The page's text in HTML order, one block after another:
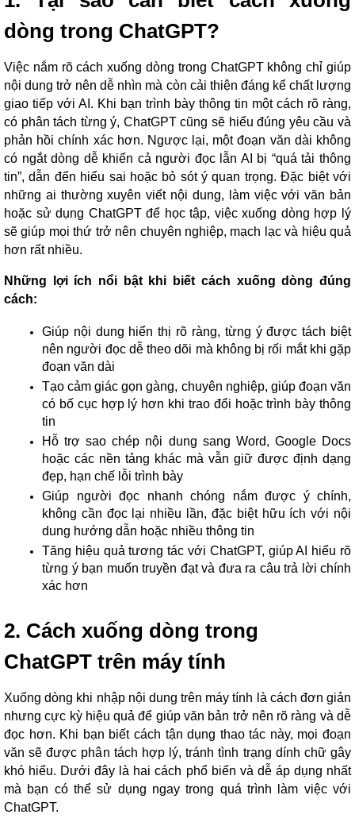
dòng trong ChatGPT?
Việc nắm rõ cách xuống dòng trong ChatGPT không chỉ giúp
nội dung trở nên dễ nhìn mà còn cải thiện đáng kể chất lượng
giao tiếp với AI. Khi bạn trình bày thông tin một cách rõ ràng,
có phân tách từng ý, ChatGPT cũng sẽ hiểu đúng yêu cầu và
phản hồi chính xác hơn. Ngược lại, một đoạn văn dài không
có ngắt dòng dễ khiến cả người đọc lẫn AI bị “quá tải thông
tin”, dẫn đến hiểu sai hoặc bỏ sót ý quan trọng. Đặc biệt với
những ai thường xuyên viết nội dung, làm việc với văn bản
hoặc sử dụng ChatGPT để học tập, việc xuống dòng hợp lý
sẽ giúp mọi thứ trở nên chuyên nghiệp, mạch lạc và hiệu quả
hơn rất nhiều.
Những lợi ích nổi bật khi biết cách xuống dòng đúng
cách:
Giúp nội dung hiển thị rõ ràng, từng ý được tách biệt
nên người đọc dễ theo dõi mà không bị rối mắt khi gặp
đoạn văn dài
Tạo cảm giác gọn gàng, chuyên nghiệp, giúp đoạn văn
có bố cục hợp lý hơn khi trao đổi hoặc trình bày thông
tin
Hỗ trợ sao chép nội dung sang Word, Google Docs
hoặc các nền tảng khác mà vẫn giữ được định dạng
đẹp, hạn chế lỗi trình bày
Giúp người đọc nhanh chóng nắm được ý chính,
không cần đọc lại nhiều lần, đặc biệt hữu ích với nội
dung hướng dẫn hoặc nhiều thông tin
Tăng hiệu quả tương tác với ChatGPT, giúp AI hiểu rõ
từng ý bạn muốn truyền đạt và đưa ra câu trả lời chính
xác hơn
2. Cách xuống dòng trong
ChatGPT trên máy tính
Xuống dòng khi nhập nội dung trên máy tính là cách đơn giản
nhưng cực kỳ hiệu quả để giúp văn bản trở nên rõ ràng và dễ
đọc hơn. Khi bạn biết cách tận dụng thao tác này, mọi đoạn
văn sẽ được phân tách hợp lý, tránh tình trạng dính chữ gây
khó hiểu. Dưới đây là hai cách phổ biến và dễ áp dụng nhất
mà bạn có thể sử dụng ngay trong quá trình làm việc với
ChatGPT.